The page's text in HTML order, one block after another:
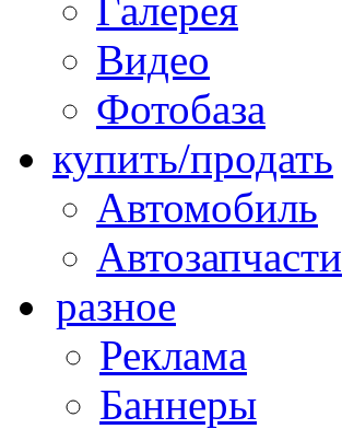
Галерея
Видео
Фотобаза
купить/продать
Автомобиль
Автозапчасти
разное
Реклама
Баннеры